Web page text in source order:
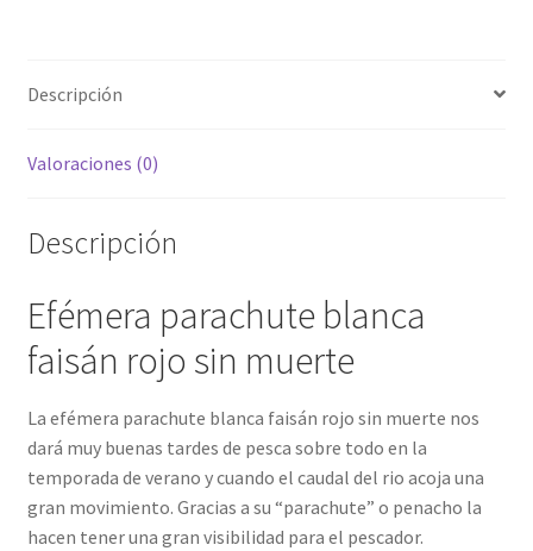
Descripción
Valoraciones (0)
Descripción
Efémera parachute blanca
faisán rojo sin muerte
La efémera parachute blanca faisán rojo sin muerte nos
dará muy buenas tardes de pesca sobre todo en la
temporada de verano y cuando el caudal del rio acoja una
gran movimiento. Gracias a su “parachute” o penacho la
hacen tener una gran visibilidad para el pescador.